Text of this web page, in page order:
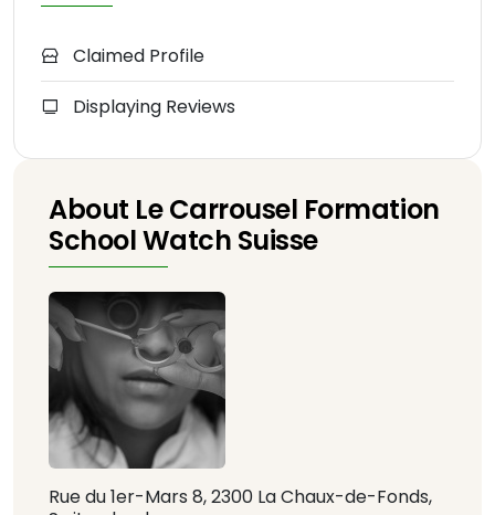
Claimed Profile
Displaying Reviews
About Le Carrousel Formation
School Watch Suisse
Rue du 1er-Mars 8, 2300 La Chaux-de-Fonds,